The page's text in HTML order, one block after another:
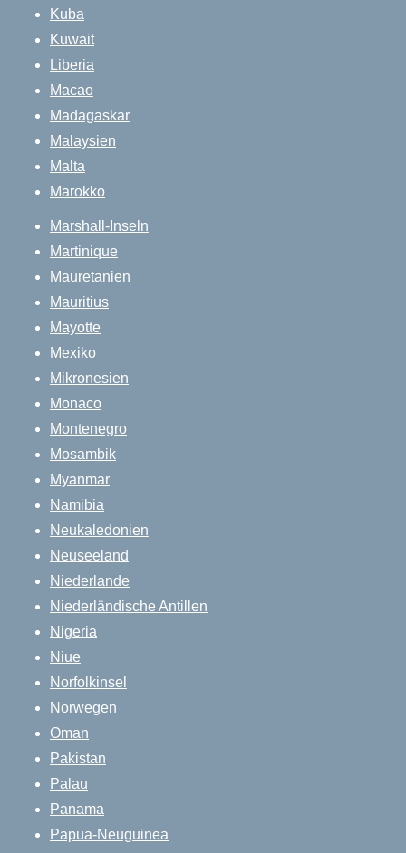
Kuba
Kuwait
Liberia
Macao
Madagaskar
Malaysien
Malta
Marokko
Marshall-Inseln
Martinique
Mauretanien
Mauritius
Mayotte
Mexiko
Mikronesien
Monaco
Montenegro
Mosambik
Myanmar
Namibia
Neukaledonien
Neuseeland
Niederlande
Niederländische Antillen
Nigeria
Niue
Norfolkinsel
Norwegen
Oman
Pakistan
Palau
Panama
Papua-Neuguinea